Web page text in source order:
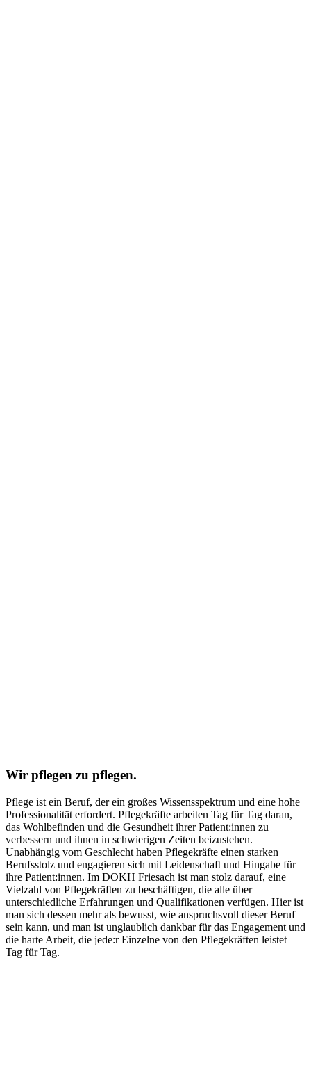
Wir pflegen zu pflegen.
Pflege ist ein Beruf, der ein großes Wissensspektrum und eine hohe
Professionalität erfordert. Pflegekräfte arbeiten Tag für Tag daran,
das Wohlbefinden und die Gesundheit ihrer Patient:innen zu
verbessern und ihnen in schwierigen Zeiten beizustehen.
Unabhängig vom Geschlecht haben Pflegekräfte einen starken
Berufsstolz und engagieren sich mit Leidenschaft und Hingabe für
ihre Patient:innen. Im DOKH Friesach ist man stolz darauf, eine
Vielzahl von Pflegekräften zu beschäftigen, die alle über
unterschiedliche Erfahrungen und Qualifikationen verfügen. Hier ist
man sich dessen mehr als bewusst, wie anspruchsvoll dieser Beruf
sein kann, und man ist unglaublich dankbar für das Engagement und
die harte Arbeit, die jede:r Einzelne von den Pflegekräften leistet –
Tag für Tag.